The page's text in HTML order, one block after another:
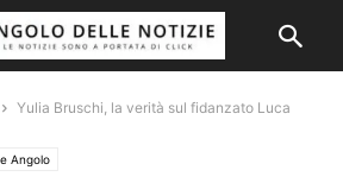
Yulia Bruschi, la verità sul fidanzato Luca
Angolo